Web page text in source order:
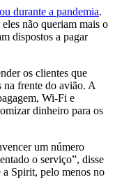
durante a pandemia.
não queriam mais o
dispostos a pagar
os clientes que
na frente do avião. A
Wi-Fi e
dinheiro para os
um número
o serviço”, disse
Spirit, pelo menos no